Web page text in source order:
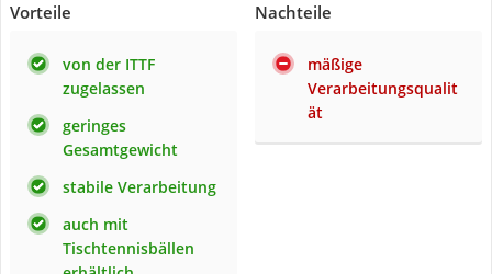
Vorteile
von der ITTF
zugelassen
geringes
Gesamtgewicht
stabile Verarbeitung
auch mit
Tischtennisbällen
Nachteile
mäßige
Verarbeitungsqualit
ät